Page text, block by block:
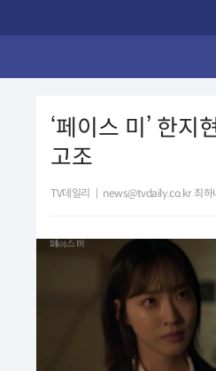
‘페이스 미’ 한지
고조
TV데일리 news@tvdaily.co.kr 최하